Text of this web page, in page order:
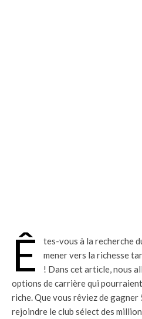
Ê
tes-vous à la recherche
mener vers la richesse
! Dans cet article, nous
options de carrière qui
riche. Que vous rêviez de
rejoindre le club sélect des